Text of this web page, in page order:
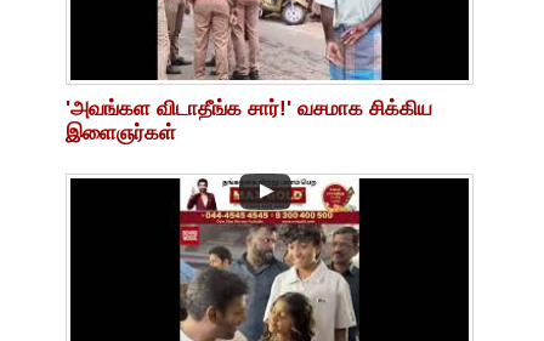
'அவங்கள விடாதீங்க சார்!' வசமாக சிக்கிய
இளைஞர்கள்